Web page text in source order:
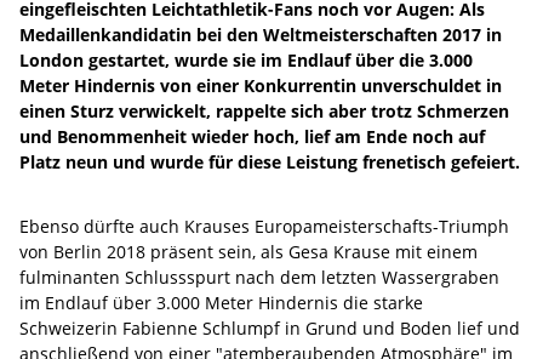
eingefleischten Leichtathletik-Fans noch vor Augen: Als
Medaillenkandidatin bei den Weltmeisterschaften 2017 in
London gestartet, wurde sie im Endlauf über die 3.000
Meter Hindernis von einer Konkurrentin unverschuldet in
einen Sturz verwickelt, rappelte sich aber trotz Schmerzen
und Benommenheit wieder hoch, lief am Ende noch auf
Platz neun und wurde für diese Leistung frenetisch gefeiert.
Ebenso dürfte auch Krauses Europameisterschafts-Triumph
von Berlin 2018 präsent sein, als Gesa Krause mit einem
fulminanten Schlussspurt nach dem letzten Wassergraben
im Endlauf über 3.000 Meter Hindernis die starke
Schweizerin Fabienne Schlumpf in Grund und Boden lief und
anschließend von einer "atemberaubenden Atmosphäre" im